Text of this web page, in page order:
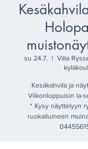
su 24.7.
  |
Villa
Kesäkahvila ja
Viikonloppuisin la-
* Kysy näyttelyyn
ruokailuineen